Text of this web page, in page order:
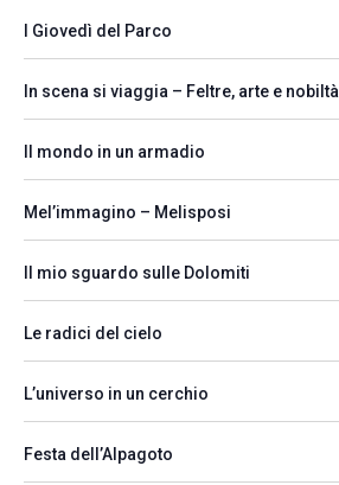
I Giovedì del Parco
In scena si viaggia – Feltre, arte e nobiltà
Il mondo in un armadio
Mel’immagino – Melisposi
Il mio sguardo sulle Dolomiti
Le radici del cielo
L’universo in un cerchio
Festa dell’Alpagoto